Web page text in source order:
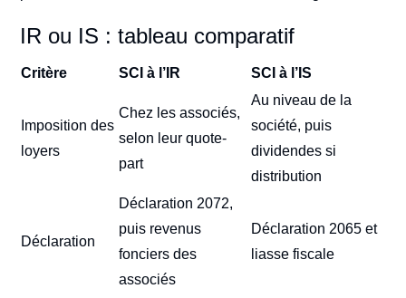
IR ou IS : tableau comparatif
Critère SCI à l’IR SCI à l’IS
Imposition des
loyers
Chez les associés,
selon leur quote-
part
Au niveau de la
société, puis
dividendes si
distribution
Déclaration
Déclaration 2072,
puis revenus
fonciers des
associés
Déclaration 2065 et
liasse fiscale